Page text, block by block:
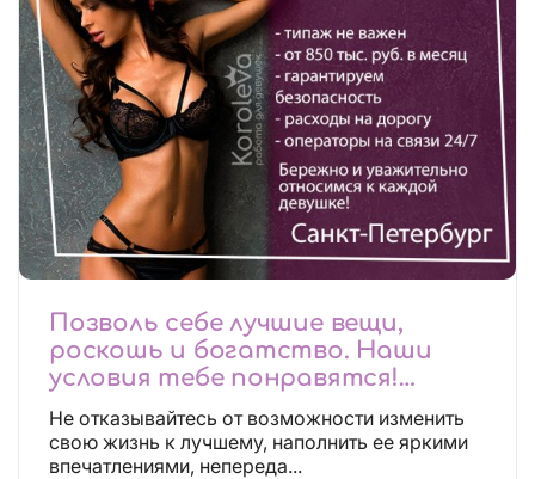
Позволь себе лучшие вещи,
роскошь и богатство. Наши
условия тебе понравятся!
Действительно отличные
условия и поддержка!
Не отказывайтесь от возможности изменить
свою жизнь к лучшему, наполнить ее яркими
впечатлениями, непереда...